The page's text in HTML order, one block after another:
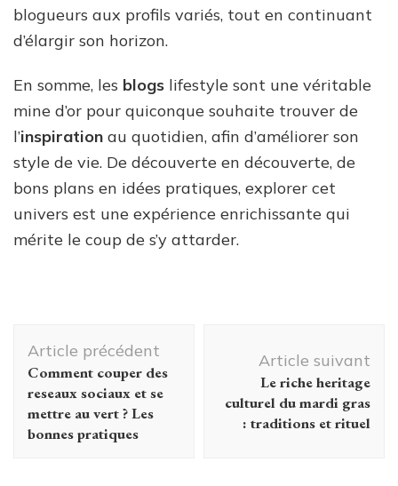
blogueurs aux profils variés, tout en continuant
d’élargir son horizon.
En somme, les blogs lifestyle sont une véritable
mine d’or pour quiconque souhaite trouver de
l’inspiration au quotidien, afin d’améliorer son
style de vie. De découverte en découverte, de
bons plans en idées pratiques, explorer cet
univers est une expérience enrichissante qui
mérite le coup de s’y attarder.
d'article
Article précédent
Comment couper des
reseaux sociaux et se
mettre au vert ? Les
bonnes pratiques
Article suivant
Le riche heritage
culturel du mardi gras
: traditions et rituel